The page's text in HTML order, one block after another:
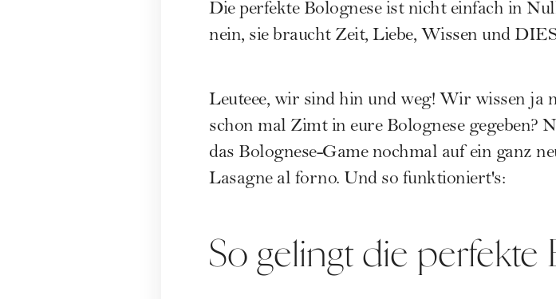
Die perfekte Bolognese ist nicht einfach in
nein, sie braucht Zeit, Liebe, Wissen und
Leuteee, wir sind hin und weg! Wir wissen ja
schon mal Zimt in eure Bolognese gegeben?
das Bolognese-Game nochmal auf ein ganz
Lasagne al forno. Und so funktioniert's:
So gelingt die perfekte